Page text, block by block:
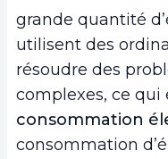
grande quantité
utilisent des
résoudre des
complexes, ce qui
consommation
consommation